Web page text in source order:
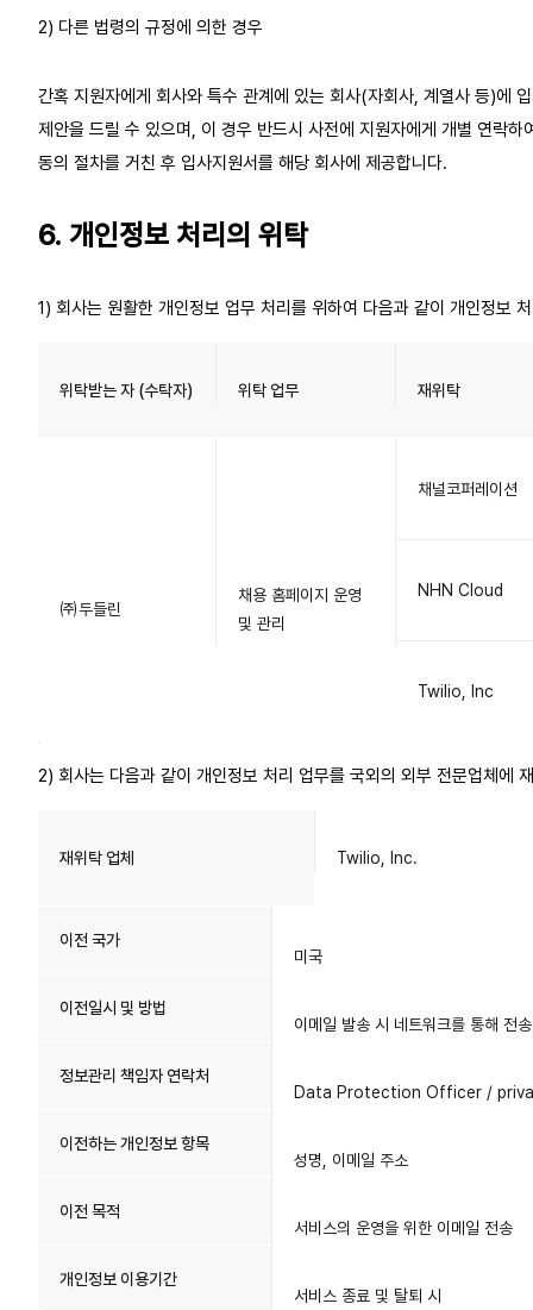
2) 다른 법령의 규정에 의한 경우
간혹 지원자에게 회사와 특수 관계에 있는 회사(자회사, 계열사 등)에
제안을 드릴 수 있으며, 이 경우 반드시 사전에 지원자에게 개별 연락하
동의 절차를 거친 후 입사지원서를 해당 회사에 제공합니다.
6. 개인정보 처리의 위탁
1) 회사는 원활한 개인정보 업무 처리를 위하여 다음과 같이 개인정보
위탁받는 자 (수탁자) 위탁 업무 재위탁
㈜두들린
채용 홈페이지 운영
및 관리
채널코퍼레이션
NHN Cloud
Twilio, Inc
2) 회사는 다음과 같이 개인정보 처리 업무를 국외의 외부 전문업체에
재위탁 업체 Twilio, Inc.
이전 국가
미국
이전일시 및 방법
이메일 발송 시 네트워크를 통해 전송
정보관리 책임자 연락처
Data Protection Officer /
이전하는 개인정보 항목
성명, 이메일 주소
이전 목적
서비스의 운영을 위한 이메일 전송
개인정보 이용기간
서비스 종료 및 탈퇴 시